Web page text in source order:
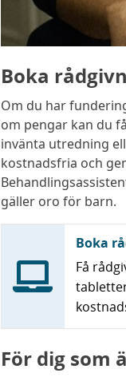
Boka
Om du har
om pengar kan du
invänta utredning
kostnadsfria och
gäller oro för barn.
Boka
Få
För dig som